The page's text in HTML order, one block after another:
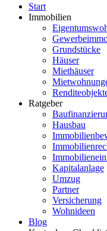
Start
Immobilien
Grundstücke
Häuser
Miethäuser
Ratgeber
Hausbau
Kapitalanlage
Umzug
Partner
Versicherung
Wohnideen
Blog